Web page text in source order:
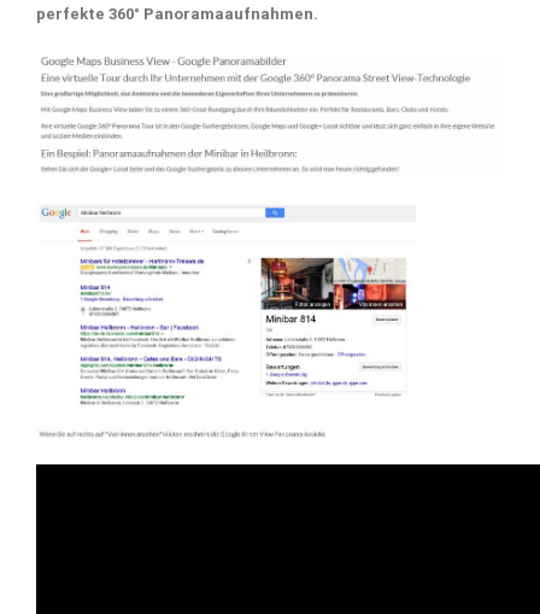
perfekte 360° Panoramaaufnahmen.